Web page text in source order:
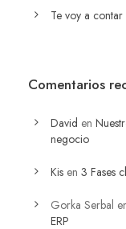
Te voy a
Comentarios
David en
negocio
Kis en 3 Fases
Gorka Serbal
ERP